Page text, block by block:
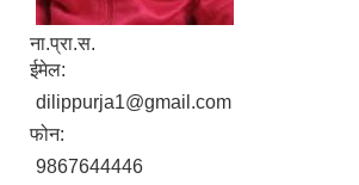
ना.प्रा.स.
ईमेल:
dilippurja1@gmail.com
फोन:
9867644446